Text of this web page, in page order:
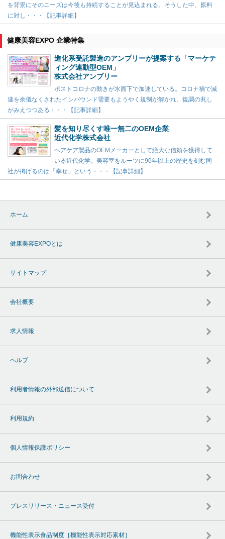
を背景にそのニーズは今後も持続することが見込まれる。そうした中、原料
に対し・・・【記事詳細】
健康美容EXPO 企業特集
進化系受託製造のアンプリーが提案する「マーケテ
ィング連動型OEM」
株式会社アンプリー
ポストコロナの動きが水面下で加速している。コロナ禍で減
速を余儀なくされたインバウンド需要もようやく規制が解かれ、復調の兆し
がみえつつある・・・【記事詳細】
髪を知り尽くす唯一無二のOEM企業
近代化学株式会社
ヘアケア製品のOEMメーカーとして絶大な信頼を獲得して
いる近代化学。美容室をルーツに90年以上の歴史を刻む同
社が掲げるのは「幸せ」という・・・【記事詳細】
ホーム
健康美容EXPOとは
サイトマップ
会社概要
求人情報
ヘルプ
利用者情報の外部送信について
利用規約
個人情報保護ポリシー
お問合わせ
プレスリリース・ニュース受付
機能性表示食品制度［機能性表示対応素材］